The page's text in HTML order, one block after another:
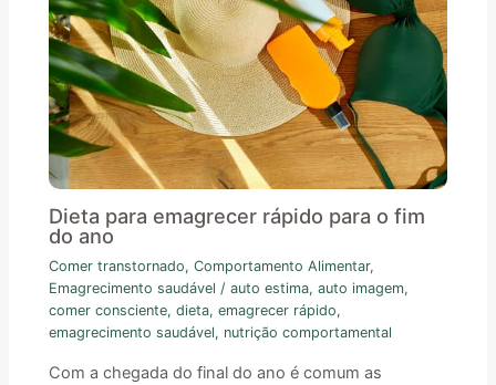
Dieta para emagrecer rápido para o fim
do ano
Comer transtornado,Comportamento Alimentar,
Emagrecimento saudável /auto estima,auto imagem,
comer consciente,dieta,emagrecer rápido,
emagrecimento saudável, nutrição comportamental
Com a chegada do final do ano é comum as